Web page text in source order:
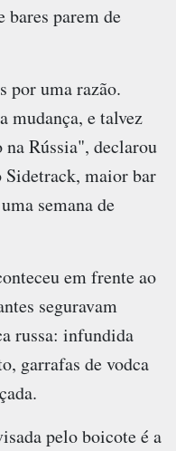
bares parem de
por uma razão.
mudança, e talvez
na Rússia", declarou
Sidetrack, maior bar
semana de
em frente ao
seguravam
russa: infundida
garrafas de vodca
pelo boicote é a